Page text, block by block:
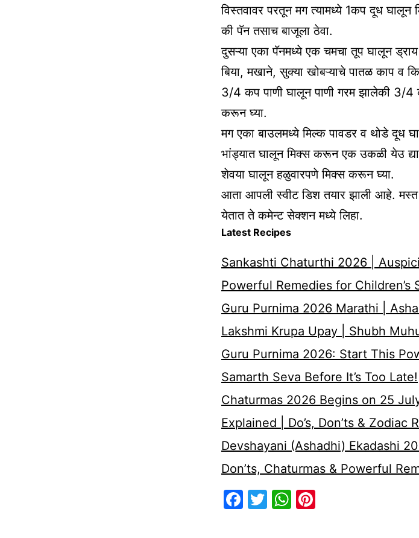
विस्तवावर परतून मग त्यामध्ये 1कप दूध
की पॅन तसाच बाजूला ठेवा.
दुसऱ्या एका पॅनमध्ये एक चमचा तूप घालून
बिया, मखाने, सुक्या खोबऱ्याचे पातळ काप व
3/4 कप पाणी घालून पाणी गरम झालेकी 3/4
करून घ्या.
मग एका बाउलमध्ये मिल्क पावडर व थोडे दूध
भांड्यात घालून मिक्स करून एक उकळी येउ
शेवया घालून हळुवारपणे मिक्स करून घ्या.
आता आपली स्वीट डिश तयार झाली आहे.
येतात ते कमेन्ट सेक्शन मध्ये लिहा.
Latest Recipes
Sankashti Chaturthi 2026 |
Powerful Remedies for Children’s
Guru Purnima 2026 Marathi |
Lakshmi Krupa Upay | Shubh
Guru Purnima 2026: Start This
Samarth Seva Before It’s Too Late!
Chaturmas 2026 Begins on 25
Explained | Do’s, Don’ts & Zodiac
Devshayani (Ashadhi) Ekadashi
Don’ts, Chaturmas & Powerful
Facebook
TwitterWhatsApp